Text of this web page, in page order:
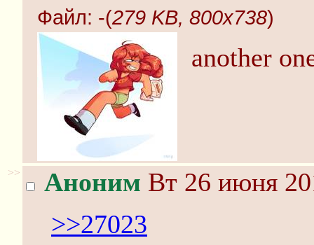
Файл: -(279 KB, 800x738)
another
>> Аноним Вт 26 июня
>>27023